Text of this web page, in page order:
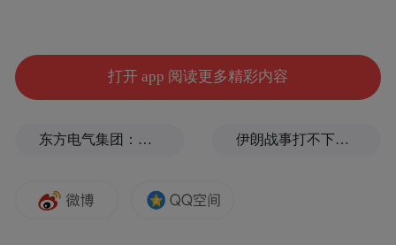
打开 app 阅读更多精彩内容
东方电气集团：坚决拥护党中央决定 伊朗战事打不下去了？美军参联会主席力主“翻篇”